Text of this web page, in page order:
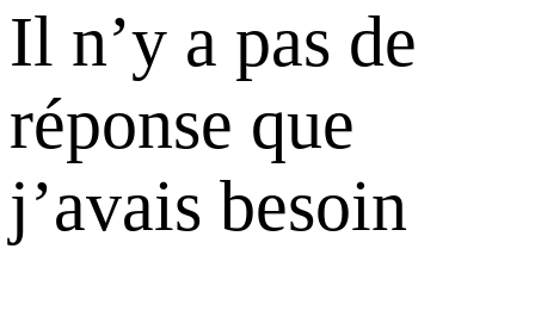
Il n’y a pas de
réponse que
j’avais besoin